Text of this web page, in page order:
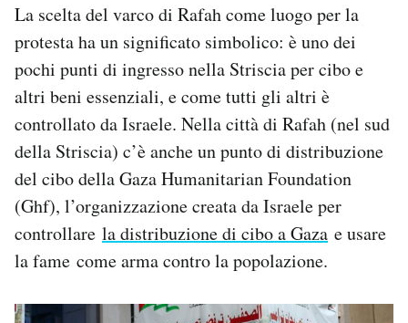
La scelta del varco di Rafah come luogo per la
protesta ha un significato simbolico: è uno dei
pochi punti di ingresso nella Striscia per cibo e
altri beni essenziali, e come tutti gli altri è
controllato da Israele. Nella città di Rafah (nel sud
della Striscia) c’è anche un punto di distribuzione
del cibo della Gaza Humanitarian Foundation
(Ghf), l’organizzazione creata da Israele per
controllare la distribuzione di cibo a Gaza e usare
la fame come arma contro la popolazione.